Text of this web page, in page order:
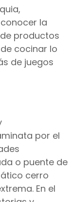
la
productos
cocinar lo
de juegos
por el
o puente de
cerro
En el